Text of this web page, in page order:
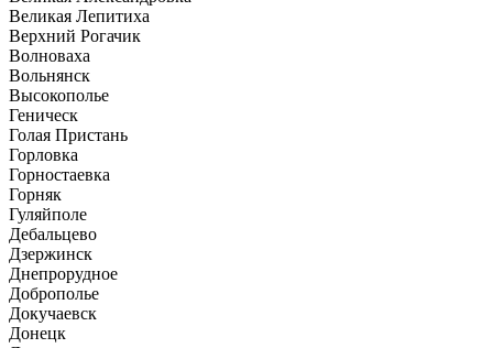
Великая Лепитиха
Верхний Рогачик
Волноваха
Вольнянск
Высокополье
Геническ
Голая Пристань
Горловка
Горностаевка
Горняк
Гуляйполе
Дебальцево
Дзержинск
Днепрорудное
Доброполье
Докучаевск
Донецк